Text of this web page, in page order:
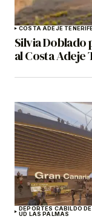
COSTA ADEJE
Silvia Doblado
al Costa Adeje
DEPORTES CABILDO
UD LAS PALMAS